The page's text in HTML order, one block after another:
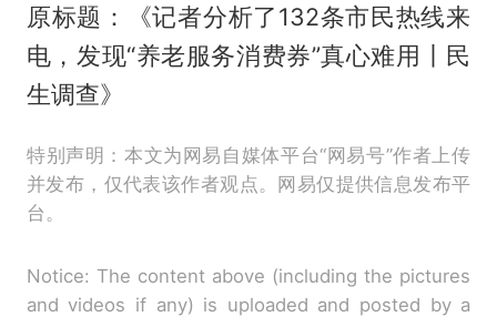
原标题：《记者分析了132条市民热线来
电，发现“养老服务消费券”真心难用丨民
生调查》
特别声明：本文为网易自媒体平台“网易号”作者上传
并发布，仅代表该作者观点。网易仅提供信息发布平
台。
Notice: The content above (including the pictures
and videos if any) is uploaded and posted by a